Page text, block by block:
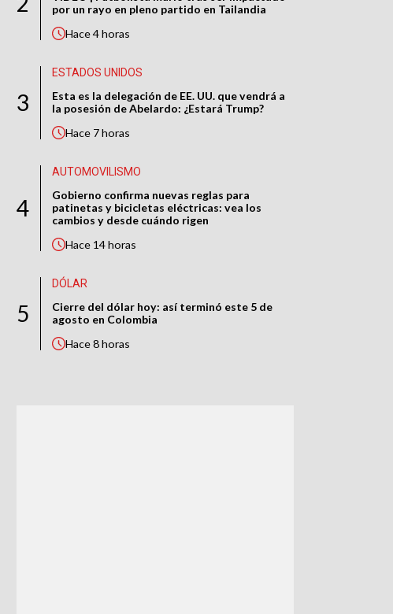
por un rayo en pleno partido en Tailandia
Hace4 horas
3
ESTADOS UNIDOS
Esta es la delegación de EE. UU. que vendrá a
la posesión de Abelardo: ¿Estará Trump?
Hace 7 horas
4
AUTOMOVILISMO
Gobierno confirma nuevas reglas para
patinetas y bicicletas eléctricas: vea los
cambios y desde cuándo rigen
Hace 14 horas
5
DÓLAR
Cierre del dólar hoy: así terminó este 5 de
agosto en Colombia
Hace8 horas